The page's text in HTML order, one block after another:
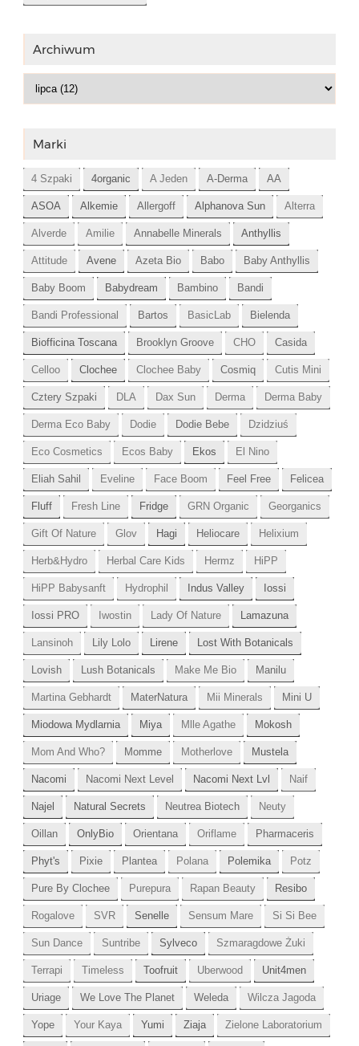
Archiwum
Marki
4 Szpaki 4organic A Jeden A-Derma AA
ASOA Alkemie Allergoff Alphanova Sun Alterra
Alverde Amilie Annabelle Minerals Anthyllis
Attitude Avene Azeta Bio Babo Baby Anthyllis
Baby Boom Babydream Bambino Bandi
Bandi Professional Bartos BasicLab Bielenda
Biofficina Toscana Brooklyn Groove CHO Casida
Celloo Clochee Clochee Baby Cosmiq Cutis Mini
Cztery Szpaki DLA Dax Sun Derma Derma Baby
Derma Eco Baby Dodie Dodie Bebe Dzidziuś
Eco Cosmetics Ecos Baby Ekos El Nino
Eliah Sahil Eveline Face Boom Feel Free Felicea
Fluff Fresh Line Fridge GRN Organic Georganics
Gift Of Nature Glov Hagi Heliocare Helixium
Herb&Hydro Herbal Care Kids Hermz HiPP
HiPP Babysanft Hydrophil Indus Valley Iossi
Iossi PRO Iwostin Lady Of Nature Lamazuna
Lansinoh Lily Lolo Lirene Lost With Botanicals
Lovish Lush Botanicals Make Me Bio Manilu
Martina Gebhardt MaterNatura Mii Minerals Mini U
Miodowa Mydlarnia Miya Mlle Agathe Mokosh
Mom And Who? Momme Motherlove Mustela
Nacomi Nacomi Next Level Nacomi Next Lvl Naif
Najel Natural Secrets Neutrea Biotech Neuty
Oillan OnlyBio Orientana Oriflame Pharmaceris
Phyt's Pixie Plantea Polana Polemika Potz
Pure By Clochee Purepura Rapan Beauty Resibo
Rogalove SVR Senelle Sensum Mare Si Si Bee
Sun Dance Suntribe Sylveco Szmaragdowe Żuki
Terrapi Timeless Toofruit Uberwood Unit4men
Uriage We Love The Planet Weleda Wilcza Jagoda
Yope Your Kaya Yumi Ziaja Zielone Laboratorium